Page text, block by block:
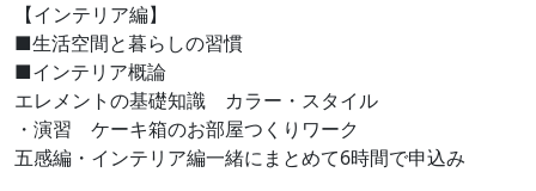
【インテリア編】
■生活空間と暮らしの習慣
■インテリア概論
エレメントの基礎知識 カラー・スタイル
・演習 ケーキ箱のお部屋つくりワーク
五感編・インテリア編一緒にまとめて6時間で申込み